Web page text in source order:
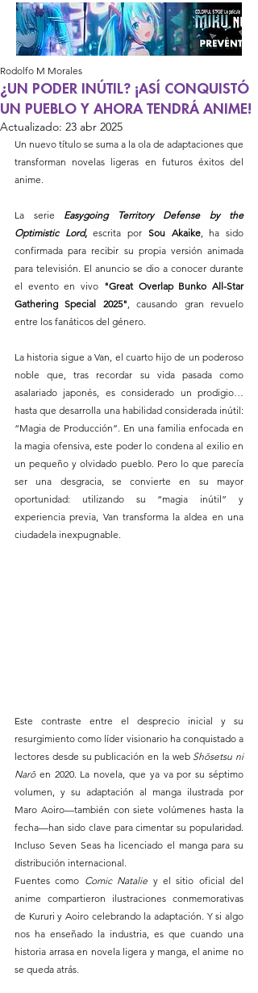
¿UN PODER INÚTIL? ¡ASÍ CONQUISTÓ
UN PUEBLO Y AHORA TENDRÁ ANIME!
Rodolfo M Morales
Actualizado: 23 abr 2025
Un nuevo título se suma a la ola de adaptaciones que
transforman novelas ligeras en futuros éxitos del
anime.
La serie Easygoing Territory Defense by the
Optimistic Lord, escrita por Sou Akaike, ha sido
confirmada para recibir su propia versión animada
para televisión. El anuncio se dio a conocer durante
el evento en vivo "Great Overlap Bunko All-Star
Gathering Special 2025" , causando gran revuelo
entre los fanáticos del género.
La historia sigue a Van, el cuarto hijo de un poderoso
noble que, tras recordar su vida pasada como
asalariado japonés, es considerado un prodigio…
hasta que desarrolla una habilidad considerada inútil:
“Magia de Producción”. En una familia enfocada en
la magia ofensiva, este poder lo condena al exilio en
un pequeño y olvidado pueblo. Pero lo que parecía
ser una desgracia, se convierte en su mayor
oportunidad: utilizando su “magia inútil” y
experiencia previa, Van transforma la aldea en una
ciudadela inexpugnable.
Este contraste entre el desprecio inicial y su
resurgimiento como líder visionario ha conquistado a
lectores desde su publicación en la web Shōsetsu ni
Narō en 2020. La novela, que ya va por su séptimo
volumen, y su adaptación al manga ilustrada por
Maro Aoiro—también con siete volúmenes hasta la
fecha—han sido clave para cimentar su popularidad.
Incluso Seven Seas ha licenciado el manga para su
distribución internacional.
Fuentes como Comic Natalie y el sitio oficial del
anime compartieron ilustraciones conmemorativas
de Kururi y Aoiro celebrando la adaptación. Y si algo
nos ha enseñado la industria, es que cuando una
historia arrasa en novela ligera y manga, el anime no
se queda atrás.